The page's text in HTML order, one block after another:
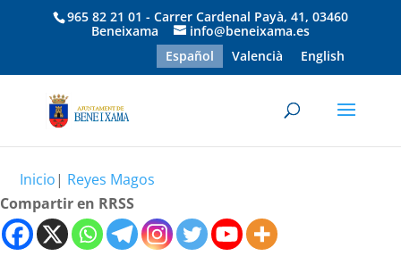
965 82 21 01 - Carrer Cardenal Payà, 41, 03460
Beneixama
info@beneixama.es
Español
Valencià English
Inicio| Reyes Magos
Compartir en RRSS